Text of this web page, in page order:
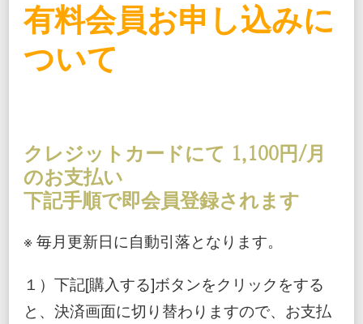
有料会員お申し込みに
ついて
クレジットカードにて 1,100円/月
のお支払い
下記手順で即会員登録されます
※ 毎月更新日に自動引落となります。
１）下記[購入する]ボタンをクリックをする
と、決済画面に切り替わりますので、お支払